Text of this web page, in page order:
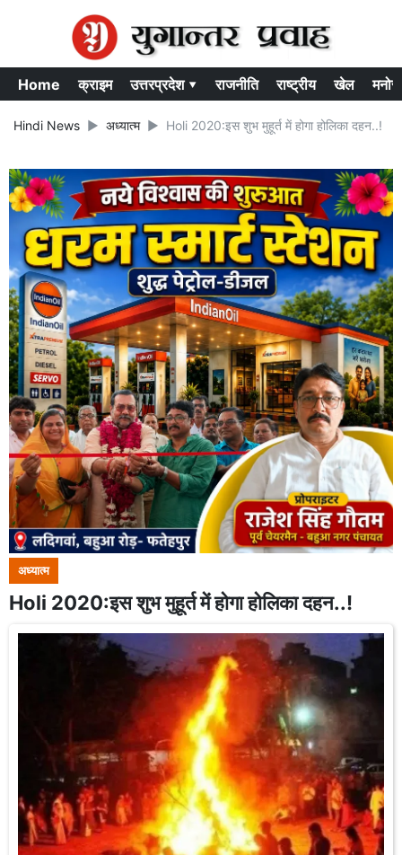
Home क्राइम उत्तरप्रदेश ▾ राजनीति राष्ट्रीय खेल
Hindi News अध्यात्म Holi 2020:इस शुभ मुहूर्त में होगा होलिका दहन..!
अध्यात्म
Holi 2020:इस शुभ मुहूर्त में होगा होलिका दहन..!